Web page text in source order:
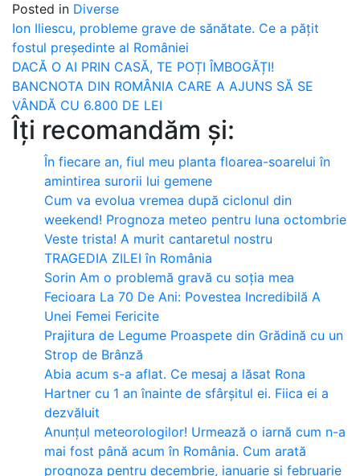
Posted in Diverse
Post
navigation
Ion Iliescu, probleme grave de sănătate. Ce a pățit
fostul președinte al României
DACĂ O AI PRIN CASĂ, TE POȚI ÎMBOGĂȚI!
BANCNOTA DIN ROMÂNIA CARE A AJUNS SĂ SE
VÂNDĂ CU 6.800 DE LEI
Îți recomandăm și:
În fiecare an, fiul meu planta floarea-soarelui în
amintirea surorii lui gemene
Cum va evolua vremea după ciclonul din
weekend! Prognoza meteo pentru luna octombrie
Veste trista! A murit cantaretul nostru
TRAGEDIA ZILEI în România
Sorin Am o problemă gravă cu soția mea
Fecioara La 70 De Ani: Povestea Incredibilă A
Unei Femei Fericite
Prajitura de Legume Proaspete din Grădină cu un
Strop de Brânză
Abia acum s-a aflat. Ce mesaj a lăsat Rona
Hartner cu 1 an înainte de sfârșitul ei. Fiica ei a
dezvăluit
Anunțul meteorologilor! Urmează o iarnă cum n-a
mai fost până acum în România. Cum arată
prognoza pentru decembrie, ianuarie și februarie